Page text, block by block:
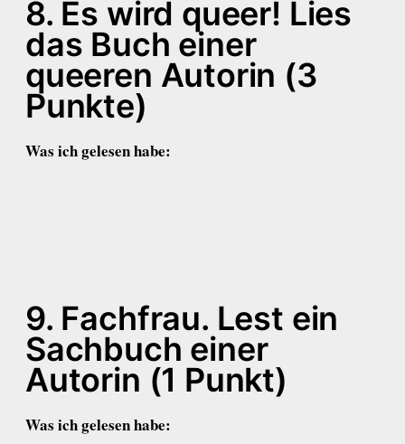
8. Es wird queer! Lies
das Buch einer
queeren Autorin (3
Punkte)
Was ich gelesen habe:
9. Fachfrau. Lest ein
Sachbuch einer
Autorin (1 Punkt)
Was ich gelesen habe: